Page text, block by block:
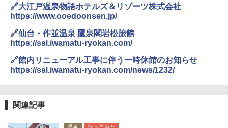
🔗大江戸温泉物語ホテルズ＆リゾーツ株式会社
https://www.ooedoonsen.jp/
🔗仙台・作並温泉 鷹泉閣岩松旅館
https://ssl.iwamatu-ryokan.com/
🔗館内リニューアル工事に伴う一時休館のお知らせ
https://ssl.iwamatu-ryokan.com/news/1232/
関連記事